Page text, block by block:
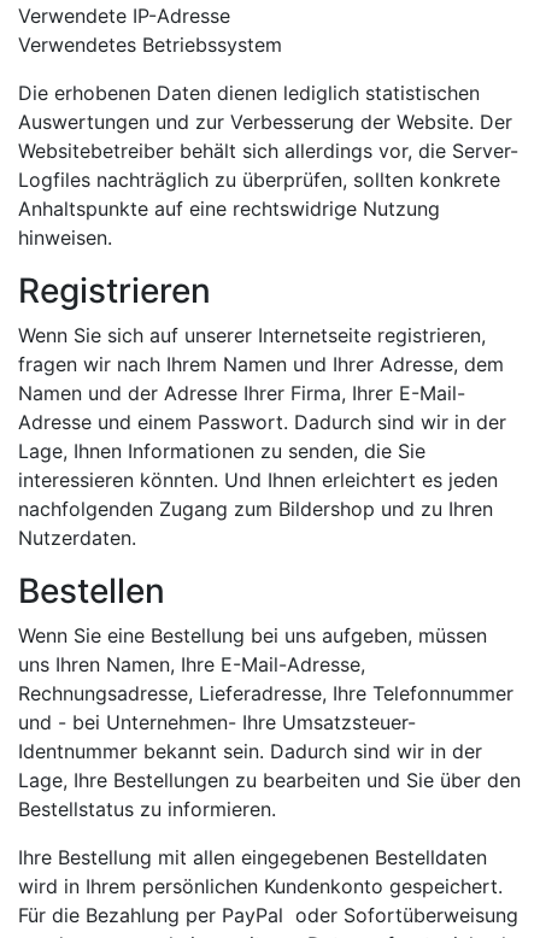
Verwendete IP-Adresse
Verwendetes Betriebssystem
Die erhobenen Daten dienen lediglich statistischen
Auswertungen und zur Verbesserung der Website. Der
Websitebetreiber behält sich allerdings vor, die Server-
Logfiles nachträglich zu überprüfen, sollten konkrete
Anhaltspunkte auf eine rechtswidrige Nutzung
hinweisen.
Registrieren
Wenn Sie sich auf unserer Internetseite registrieren,
fragen wir nach Ihrem Namen und Ihrer Adresse, dem
Namen und der Adresse Ihrer Firma, Ihrer E-Mail-
Adresse und einem Passwort. Dadurch sind wir in der
Lage, Ihnen Informationen zu senden, die Sie
interessieren könnten. Und Ihnen erleichtert es jeden
nachfolgenden Zugang zum Bildershop und zu Ihren
Nutzerdaten.
Bestellen
Wenn Sie eine Bestellung bei uns aufgeben, müssen
uns Ihren Namen, Ihre E-Mail-Adresse,
Rechnungsadresse, Lieferadresse, Ihre Telefonnummer
und - bei Unternehmen- Ihre Umsatzsteuer-
Identnummer bekannt sein. Dadurch sind wir in der
Lage, Ihre Bestellungen zu bearbeiten und Sie über den
Bestellstatus zu informieren.
Ihre Bestellung mit allen eingegebenen Bestelldaten
wird in Ihrem persönlichen Kundenkonto gespeichert.
Für die Bezahlung per PayPal oder Sofortüberweisung